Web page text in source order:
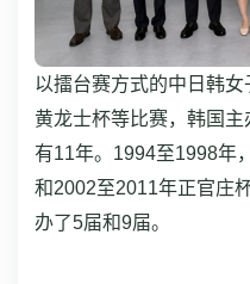
以擂台赛方式的中日韩女
黄龙士杯等比赛，韩国
有11年。1994至1998年
和2002至2011年正官庄
办了5届和9届。